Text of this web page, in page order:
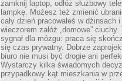
zamknij laptop, odłóż służbowy
lampkę. Możesz też zmienić
cały dzień pracowałeś w dżinsach
wieczorem załóż „domowe”
sygnał dla mózgu: praca się
się czas prywatny. Dobrze
biuro nie musi być drogie ani
Wystarczy kilka świadomych
przypadkowy kąt mieszkania w